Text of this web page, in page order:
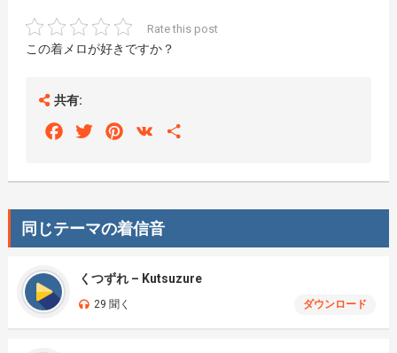
Rate this post
この着メロが好きですか？
共有:
FacebookTwitterPinterest
VK
同じテーマの着信音
くつずれ – Kutsuzure
29 聞く ダウンロード